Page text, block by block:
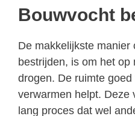
Bouwvocht
De makkelijkste manier
bestrijden, is om het op
drogen. De ruimte
verwarmen helpt. Deze
lang proces dat wel